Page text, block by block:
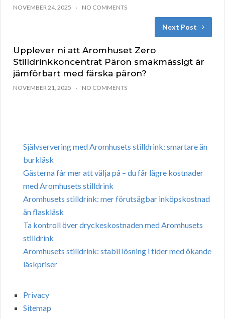
NOVEMBER 24, 2025 NO COMMENTS
Next Post
Upplever ni att Aromhuset Zero
Stilldrinkkoncentrat Päron smakmässigt är
jämförbart med färska päron?
NOVEMBER 21, 2025 NO COMMENTS
Självservering med Aromhusets stilldrink: smartare än
burkläsk
Gästerna får mer att välja på – du får lägre kostnader
med Aromhusets stilldrink
Aromhusets stilldrink: mer förutsägbar inköpskostnad
än flaskläsk
Ta kontroll över dryckeskostnaden med Aromhusets
stilldrink
Aromhusets stilldrink: stabil lösning i tider med ökande
läskpriser
Privacy
Sitemap